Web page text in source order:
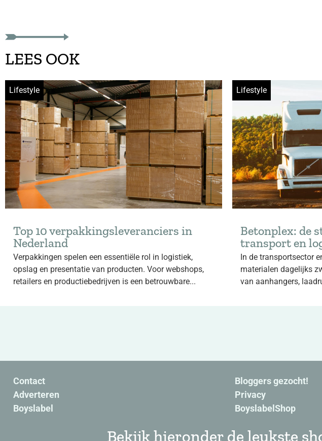
LEES OOK
Lifestyle
Top 10 verpakkingsleveranciers in
Nederland
Verpakkingen spelen een essentiële rol in logistiek,
opslag en presentatie van producten. Voor webshops,
retailers en productiebedrijven is een betrouwbare...
Lifestyle
Betonplex: de
transport en
In de transportsector
materialen dagelijks
van aanhangers,
Contact
Adverteren
Boyslabel
Bloggers gezocht!
Privacy
BoyslabelShop
Bekijk hieronder de leukste